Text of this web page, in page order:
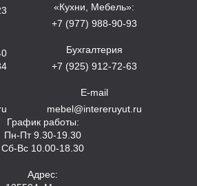
«Кухни, Мебель»:
+7 (977) 988-90-93
Бухгалтерия
+7 (925) 912-72-63
E-mail
mebel@intereruyut.ru
График работы:
Пн-Пт 9.30-19.30
Сб-Вс 10.00-18.30
Адрес: